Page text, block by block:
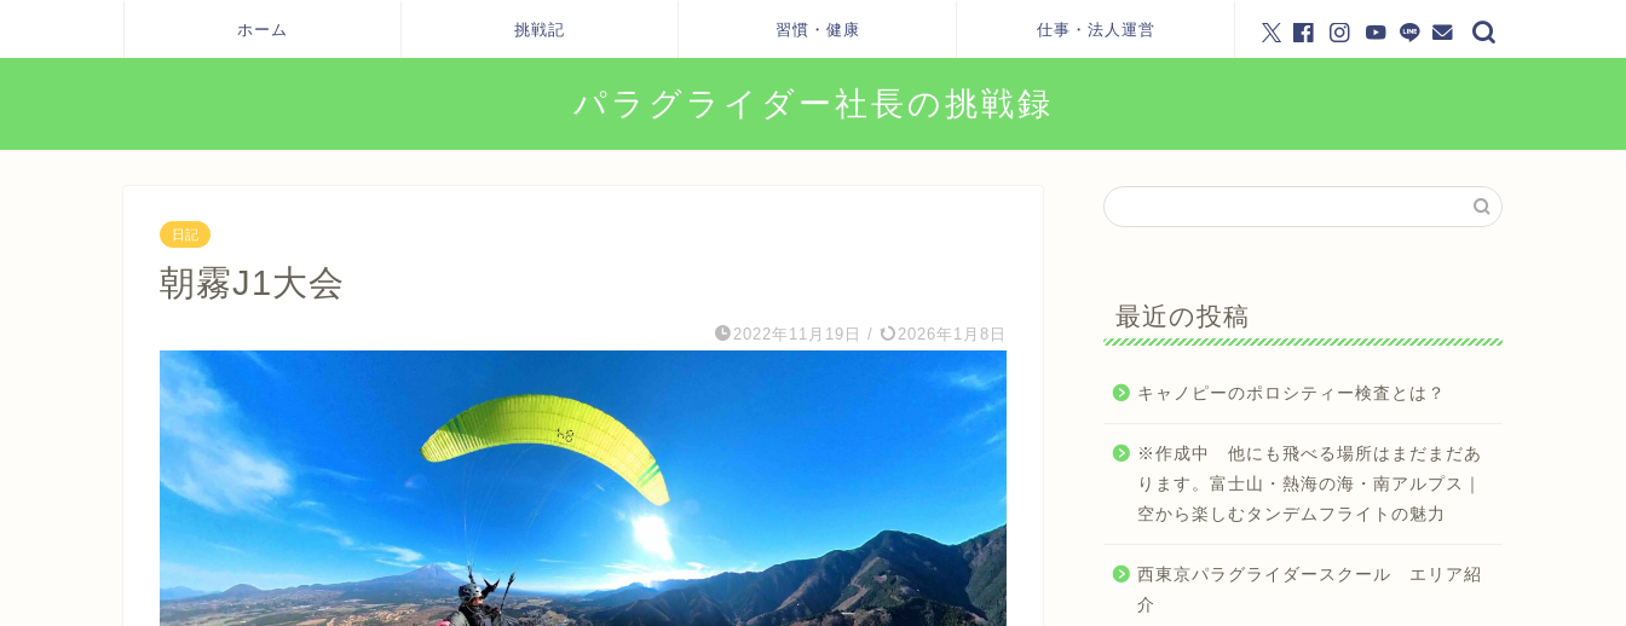
ホーム 挑戦記 習慣・健康 仕事・法人運営
パラグライダー社長の挑戦録
日記
朝霧J1大会
2022年11月19日 / 2026年1月8日
最近の投稿
キャノピーのポロシティー検査とは？
※作成中 他にも飛べる場所はまだまだあ
ります。富士山・熱海の海・南アルプス｜
空から楽しむタンデムフライトの魅力
西東京パラグライダースクール エリア紹
介